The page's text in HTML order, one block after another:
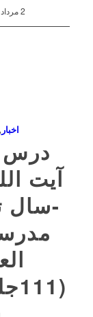
2 مرداد 1398 /
اخبار
درس
آیت